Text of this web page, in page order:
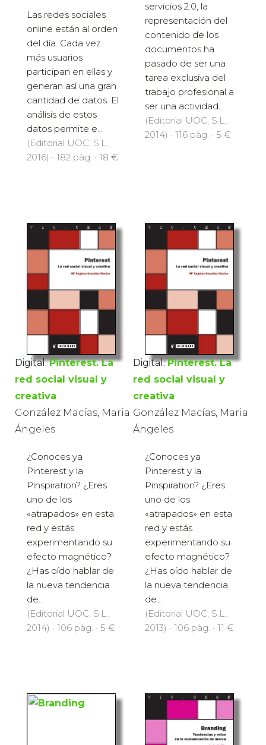
Las redes sociales
online están al orden
del día. Cada vez
más usuarios
participan en ellas y
generan así una gran
cantidad de datos. El
análisis de estos
datos permite e...
(Editorial UOC, S.L.,
2016) · 182 pàg. · 18 €
servicios 2.0, la
representación del
contenido de los
documentos ha
pasado de ser una
tarea exclusiva del
trabajo profesional a
ser una actividad...
(Editorial UOC, S.L.,
2014) · 116 pàg. · 5 €
Digital: Pinterest. La
red social visual y
creativa
González Macías, Maria
Ángeles
¿Conoces ya
Pinterest y la
Pinspiration? ¿Eres
uno de los
«atrapados» en esta
red y estás
experimentando su
efecto magnético?
¿Has oído hablar de
la nueva tendencia
de...
(Editorial UOC, S.L.,
2014) · 106 pàg. · 5 €
Digital: Pinterest. La
red social visual y
creativa
González Macías, Maria
Ángeles
¿Conoces ya
Pinterest y la
Pinspiration? ¿Eres
uno de los
«atrapados» en esta
red y estás
experimentando su
efecto magnético?
¿Has oído hablar de
la nueva tendencia
de...
(Editorial UOC, S.L.,
2013) · 106 pàg. · 11 €